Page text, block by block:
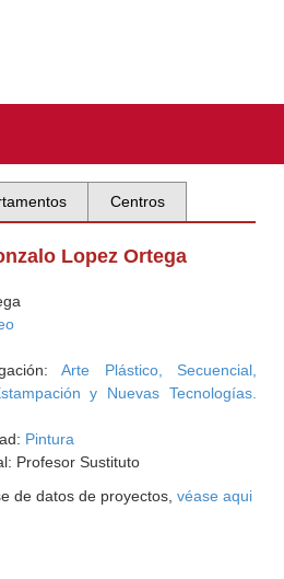
Centros
Lopez Ortega
Arte Plástico, Secuencial,
y Nuevas Tecnologías.
Pintura
Profesor Sustituto
de datos de proyectos, véase aqui